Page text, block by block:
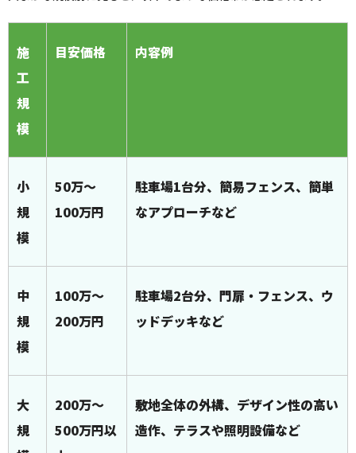
施
工
規
模
目安価格 内容例
小
規
模
50万～
100万円
駐車場1台分、簡易フェンス、簡単
なアプローチなど
中
規
模
100万～
200万円
駐車場2台分、門扉・フェンス、ウ
ッドデッキなど
大
規
200万～
500万円以
敷地全体の外構、デザイン性の高い
造作、テラスや照明設備など